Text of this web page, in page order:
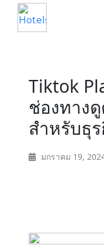
About
Service
Operation
Tiktok
ช่องทาง
สำหรับธุ
มกราคม 19,